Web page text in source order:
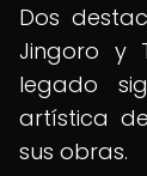
Dos
Jingoro y
legado
artística
sus obras.